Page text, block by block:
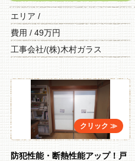
エリア /
費用 / 49万円
工事会社/(株)木村ガラス
防犯性能・断熱性能アップ！戸